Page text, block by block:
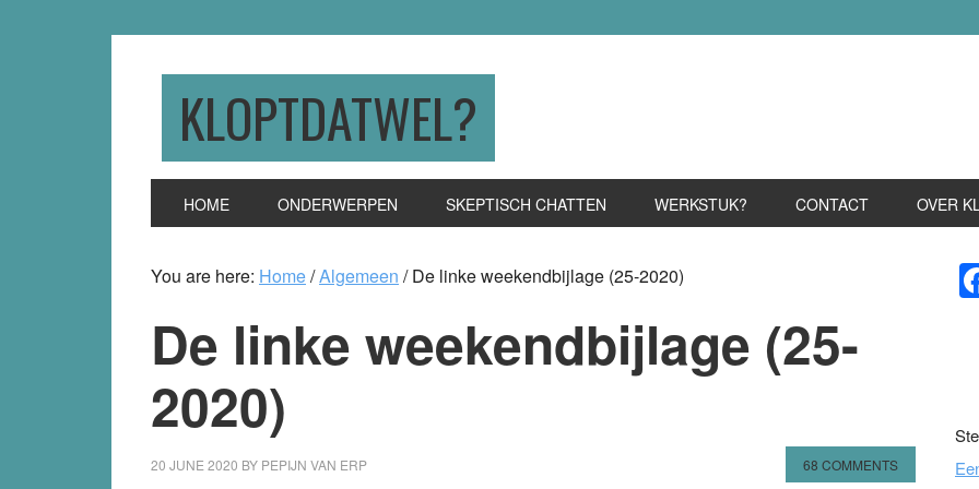
KLOPTDATWEL?
HOME ONDERWERPEN SKEPTISCH CHATTEN WERKSTUK? CONTACT OVER
You are here: Home/Algemeen /De linke weekendbijlage (25-2020)
De linke weekendbijlage (25-
2020)
20 JUNE 2020 BY PEPIJN VAN ERP 68 COMMENTS